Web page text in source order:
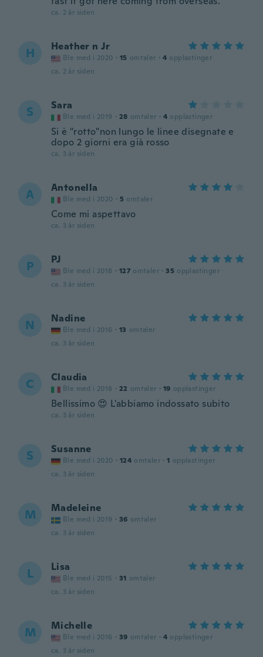
ca. 2 år siden
H Heather n Jr
Ble med i 2020 · 15 omtaler · 4 opplastinger
ca. 2 år siden
S Sara
Ble med i 2019 · 28 omtaler · 4 opplastinger
Si è "rotto"non lungo le linee disegnate e
dopo 2 giorni era già rosso
ca. 3 år siden
A Antonella
Ble med i 2020 · 5 omtaler
Come mi aspettavo
ca. 3 år siden
P PJ
Ble med i 2018 · 127 omtaler · 35 opplastinger
ca. 3 år siden
N Nadine
Ble med i 2016 · 13 omtaler
ca. 3 år siden
C Claudia
Ble med i 2018 · 22 omtaler · 19 opplastinger
Bellissimo 😍 L'abbiamo indossato subito
ca. 3 år siden
S Susanne
Ble med i 2020 · 124 omtaler · 1 opplastinger
ca. 3 år siden
M Madeleine
Ble med i 2019 · 36 omtaler
ca. 3 år siden
L Lisa
Ble med i 2015 · 31 omtaler
ca. 3 år siden
M Michelle
Ble med i 2016 · 39 omtaler · 4 opplastinger
ca. 3 år siden